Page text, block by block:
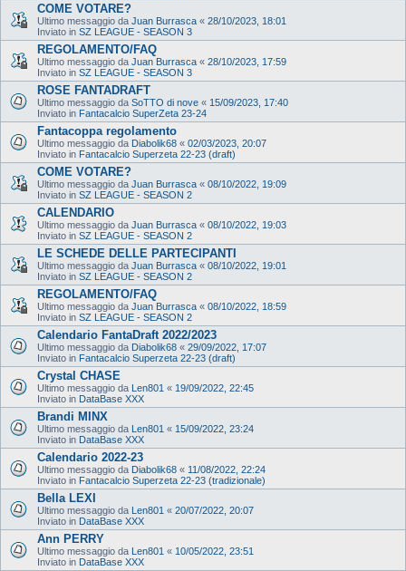
COME VOTARE?
Ultimo messaggio da Juan Burrasca « 28/10/2023, 18:01
Inviato in SZ LEAGUE - SEASON 3
REGOLAMENTO/FAQ
Ultimo messaggio da Juan Burrasca « 28/10/2023, 17:59
Inviato in SZ LEAGUE - SEASON 3
ROSE FANTADRAFT
Ultimo messaggio da SoTTO di nove « 15/09/2023, 17:40
Inviato in Fantacalcio SuperZeta 23-24
Fantacoppa regolamento
Ultimo messaggio da Diabolik68 « 02/03/2023, 20:07
Inviato in Fantacalcio Superzeta 22-23 (draft)
COME VOTARE?
Ultimo messaggio da Juan Burrasca « 08/10/2022, 19:09
Inviato in SZ LEAGUE - SEASON 2
CALENDARIO
Ultimo messaggio da Juan Burrasca « 08/10/2022, 19:03
Inviato in SZ LEAGUE - SEASON 2
LE SCHEDE DELLE PARTECIPANTI
Ultimo messaggio da Juan Burrasca « 08/10/2022, 19:01
Inviato in SZ LEAGUE - SEASON 2
REGOLAMENTO/FAQ
Ultimo messaggio da Juan Burrasca « 08/10/2022, 18:59
Inviato in SZ LEAGUE - SEASON 2
Calendario FantaDraft 2022/2023
Ultimo messaggio da Diabolik68 « 29/09/2022, 17:07
Inviato in Fantacalcio Superzeta 22-23 (draft)
Crystal CHASE
Ultimo messaggio da Len801 « 19/09/2022, 22:45
Inviato in DataBase XXX
Brandi MINX
Ultimo messaggio da Len801 « 15/09/2022, 23:24
Inviato in DataBase XXX
Calendario 2022-23
Ultimo messaggio da Diabolik68 « 11/08/2022, 22:24
Inviato in Fantacalcio Superzeta 22-23 (tradizionale)
Bella LEXI
Ultimo messaggio da Len801 « 20/07/2022, 20:07
Inviato in DataBase XXX
Ann PERRY
Ultimo messaggio da Len801 « 10/05/2022, 23:51
Inviato in DataBase XXX